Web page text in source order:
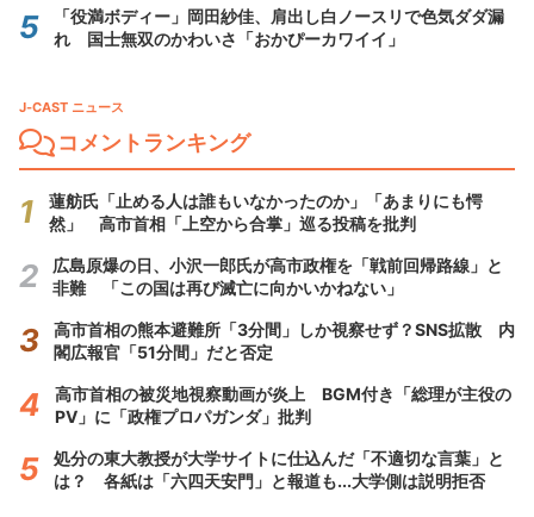
「役満ボディー」岡田紗佳、肩出し白ノースリで色気ダダ漏
れ 国士無双のかわいさ「おかぴーカワイイ」
J-CAST ニュース
コメントランキング
蓮舫氏「止める人は誰もいなかったのか」「あまりにも愕
然」 高市首相「上空から合掌」巡る投稿を批判
広島原爆の日、小沢一郎氏が高市政権を「戦前回帰路線」と
非難 「この国は再び滅亡に向かいかねない」
高市首相の熊本避難所「3分間」しか視察せず？SNS拡散 内
閣広報官「51分間」だと否定
高市首相の被災地視察動画が炎上 BGM付き「総理が主役の
PV」に「政権プロパガンダ」批判
処分の東大教授が大学サイトに仕込んだ「不適切な言葉」と
は？ 各紙は「六四天安門」と報道も...大学側は説明拒否